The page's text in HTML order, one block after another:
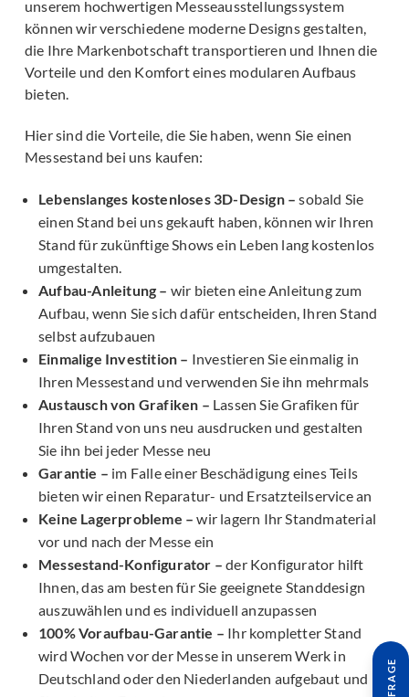
unserem hochwertigen Messeausstellungssystem
können wir verschiedene moderne Designs gestalten,
die Ihre Markenbotschaft transportieren und Ihnen die
Vorteile und den Komfort eines modularen Aufbaus
bieten.
Hier sind die Vorteile, die Sie haben, wenn Sie einen
Messestand bei uns kaufen:
Lebenslanges kostenloses 3D-Design – sobald Sie
einen Stand bei uns gekauft haben, können wir Ihren
Stand für zukünftige Shows ein Leben lang kostenlos
umgestalten.
Aufbau-Anleitung – wir bieten eine Anleitung zum
Aufbau, wenn Sie sich dafür entscheiden, Ihren Stand
selbst aufzubauen
Einmalige Investition – Investieren Sie einmalig in
Ihren Messestand und verwenden Sie ihn mehrmals
Austausch von Grafiken – Lassen Sie Grafiken für
Ihren Stand von uns neu ausdrucken und gestalten
Sie ihn bei jeder Messe neu
Garantie – im Falle einer Beschädigung eines Teils
bieten wir einen Reparatur- und Ersatzteilservice an
Keine Lagerprobleme – wir lagern Ihr Standmaterial
vor und nach der Messe ein
Messestand-Konfigurator – der Konfigurator hilft
Ihnen, das am besten für Sie geeignete Standdesign
auszuwählen und es individuell anzupassen
100% Voraufbau-Garantie – Ihr kompletter Stand
wird Wochen vor der Messe in unserem Werk in
Deutschland oder den Niederlanden aufgebaut und